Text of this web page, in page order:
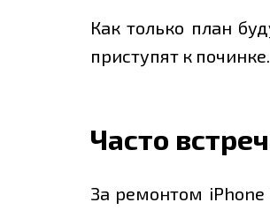
Как только план
приступят к починке.
Часто
За ремонтом iРhone